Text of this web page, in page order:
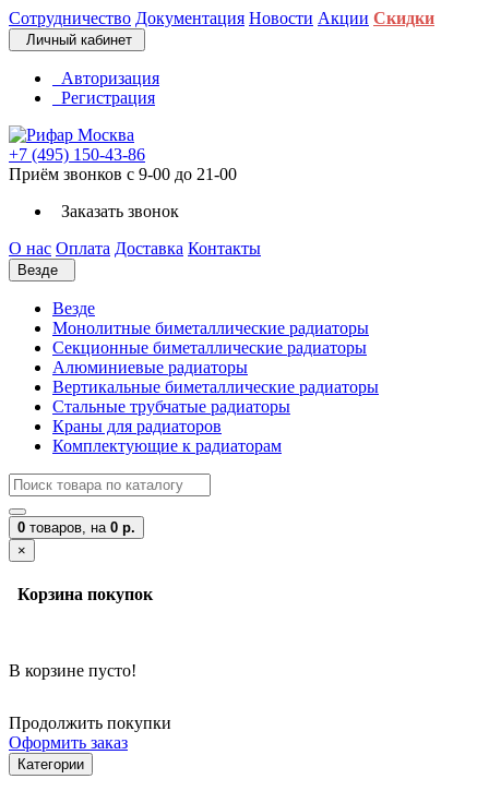
Сотрудничество Документация Новости Акции Скидки
Личный кабинет
Авторизация
Регистрация
+7 (495) 150-43-86
Приём звонков с 9-00 до 21-00
Заказать звонок
О нас Оплата Доставка Контакты
Везде
Везде
Монолитные биметаллические радиаторы
Секционные биметаллические радиаторы
Алюминиевые радиаторы
Вертикальные биметаллические радиаторы
Стальные трубчатые радиаторы
Краны для радиаторов
Комплектующие к радиаторам
0 товаров, на 0 р.
×
Корзина покупок
В корзине пусто!
Продолжить покупки
Оформить заказ
Категории